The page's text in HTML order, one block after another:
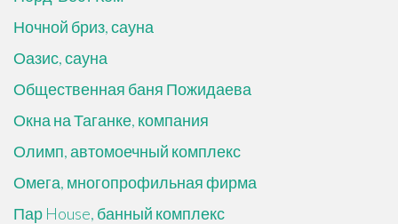
Ночной бриз, сауна
Оазис, сауна
Общественная баня Пожидаева
Окна на Таганке, компания
Олимп, автомоечный комплекс
Омега, многопрофильная фирма
Пар House, банный комплекс